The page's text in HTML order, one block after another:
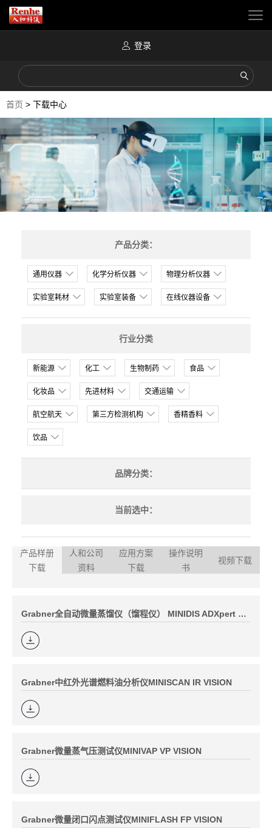
登录
首页 > 下载中心
产品分类：
通用仪器 化学分析仪器 物理分析仪器
实验室耗材 实验室装备 在线仪器设备
行业分类
新能源 化工 生物制药 食品
化妆品 先进材料 交通运输
航空航天 第三方检测机构 香精香料
饮品
品牌分类：
当前选中：
产品样册
下载
人和公司
资料
应用方案
下载
操作说明
书
视频下载
Grabner全自动微量蒸馏仪（馏程仪） MINIDIS ADXpert D86
Grabner中红外光谱燃料油分析仪MINISCAN IR VISION
Grabner微量蒸气压测试仪MINIVAP VP VISION
Grabner微量闭口闪点测试仪MINIFLASH FP VISION